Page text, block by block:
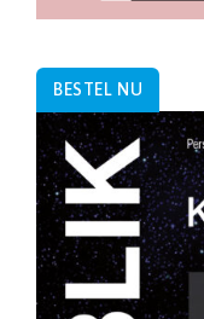
BESTEL NU